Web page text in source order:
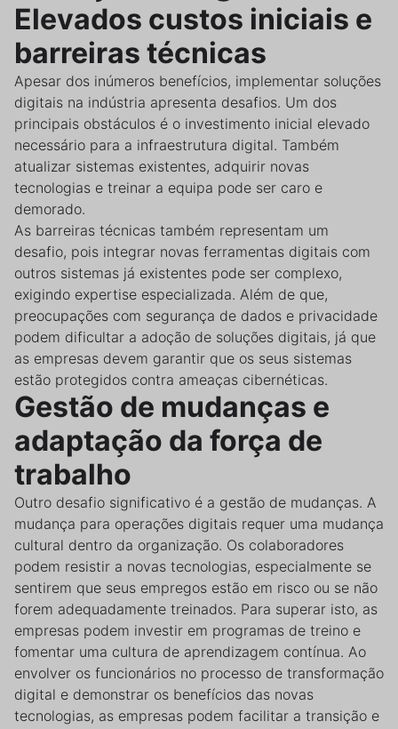
Elevados custos iniciais e
barreiras técnicas
Apesar dos inúmeros benefícios, implementar soluções
digitais na indústria apresenta desafios. Um dos
principais obstáculos é o investimento inicial elevado
necessário para a infraestrutura digital. Também
atualizar sistemas existentes, adquirir novas
tecnologias e treinar a equipa pode ser caro e
demorado.
As barreiras técnicas também representam um
desafio, pois integrar novas ferramentas digitais com
outros sistemas já existentes pode ser complexo,
exigindo expertise especializada. Além de que,
preocupações com segurança de dados e privacidade
podem dificultar a adoção de soluções digitais, já que
as empresas devem garantir que os seus sistemas
estão protegidos contra ameaças cibernéticas.
Gestão de mudanças e
adaptação da força de
trabalho
Outro desafio significativo é a gestão de mudanças. A
mudança para operações digitais requer uma mudança
cultural dentro da organização. Os colaboradores
podem resistir a novas tecnologias, especialmente se
sentirem que seus empregos estão em risco ou se não
forem adequadamente treinados. Para superar isto, as
empresas podem investir em programas de treino e
fomentar uma cultura de aprendizagem contínua. Ao
envolver os funcionários no processo de transformação
digital e demonstrar os benefícios das novas
tecnologias, as empresas podem facilitar a transição e